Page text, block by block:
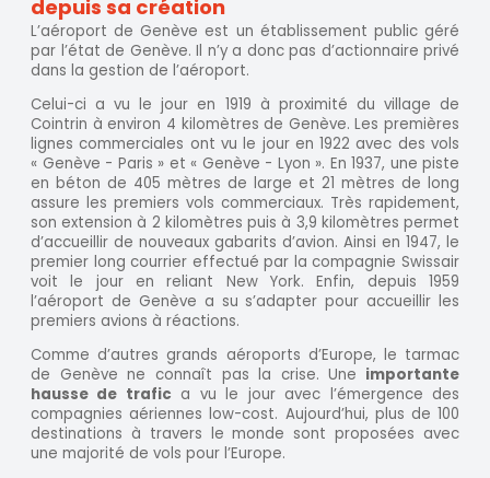
depuis sa création
L’aéroport de Genève est un établissement public géré
par l’état de Genève. Il n’y a donc pas d’actionnaire privé
dans la gestion de l’aéroport.
Celui-ci a vu le jour en 1919 à proximité du village de
Cointrin à environ 4 kilomètres de Genève. Les premières
lignes commerciales ont vu le jour en 1922 avec des vols
« Genève - Paris » et « Genève - Lyon ». En 1937, une piste
en béton de 405 mètres de large et 21 mètres de long
assure les premiers vols commerciaux. Très rapidement,
son extension à 2 kilomètres puis à 3,9 kilomètres permet
d’accueillir de nouveaux gabarits d’avion. Ainsi en 1947, le
premier long courrier effectué par la compagnie Swissair
voit le jour en reliant New York. Enfin, depuis 1959
l’aéroport de Genève a su s’adapter pour accueillir les
premiers avions à réactions.
Comme d’autres grands aéroports d’Europe, le tarmac
de Genève ne connaît pas la crise. Une importante
hausse de trafic a vu le jour avec l’émergence des
compagnies aériennes low-cost. Aujourd’hui, plus de 100
destinations à travers le monde sont proposées avec
une majorité de vols pour l’Europe.